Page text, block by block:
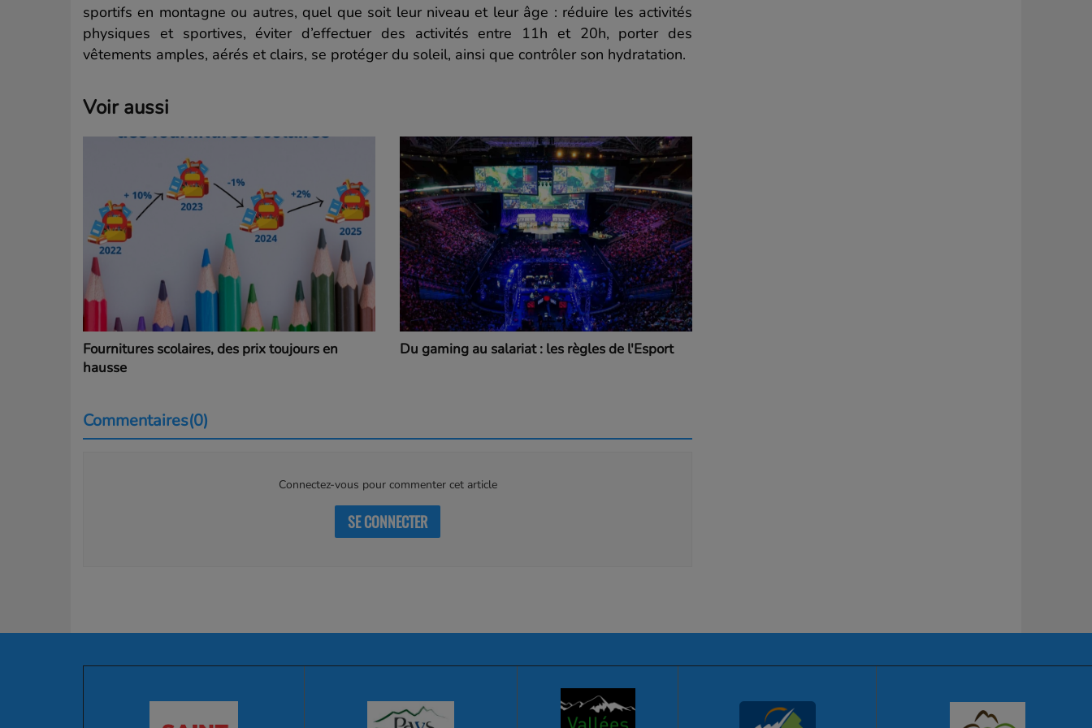
sportifs en montagne ou autres, quel que soit leur niveau et leur âge : réduire les activités
physiques et sportives, éviter d’effectuer des activités entre 11h et 20h, porter des
vêtements amples, aérés et clairs, se protéger du soleil, ainsi que contrôler son hydratation.
Voir aussi
Fournitures scolaires, des prix toujours en
hausse
Du gaming au salariat : les règles de l'Esport
Commentaires(0)
Connectez-vous pour commenter cet article
SE CONNECTER